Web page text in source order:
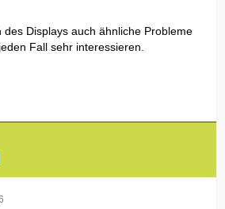
des Displays auch ähnliche Probleme
Fall sehr interessieren.